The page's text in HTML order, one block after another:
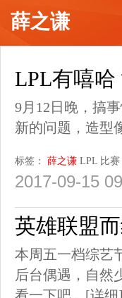
薛之谦
LPL有嘻
9月12日晚，搞
新的问题，造型
标签： 薛之谦 LPL 比赛
2017-09-15
英雄联盟
本周五一档综艺
后台偶遇，自然